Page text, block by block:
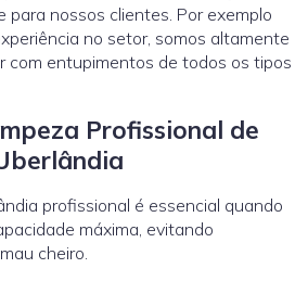
para nossos clientes. Por exemplo
no setor, somos altamente
com entupimentos de todos os tipos
Profissional de
profissional é essencial quando
máxima, evitando
cheiro.